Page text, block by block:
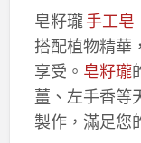
皂籽瓏手工皂
搭配植物精華
享受。 皂籽瓏
薑、左手香等
製作，滿足您